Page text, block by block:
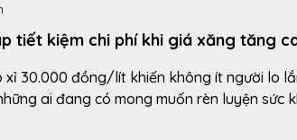
tiết kiệm chi phí khi giá xăng tăng
30.000 đồng/lít khiến không ít người lo
ai đang có mong muốn rèn luyện sức